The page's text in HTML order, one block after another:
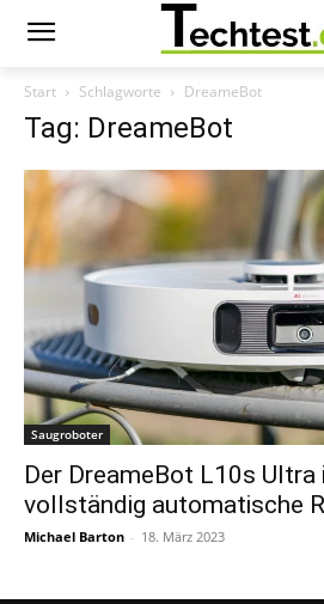
Start Schlagworte DreameBot
Tag: DreameBot
Saugroboter
Der DreameBot L10s Ultra
vollständig automatische
Michael Barton - 18. März 2023